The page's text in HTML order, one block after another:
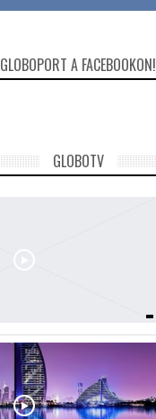
GLOBOPORT A FACEBOOKON!
GLOBOTV